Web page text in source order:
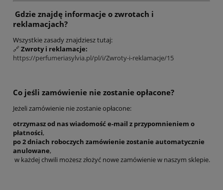
Gdzie znajdę informacje o zwrotach i
reklamacjach?
Wszystkie zasady znajdziesz tutaj:
🔗 Zwroty i reklamacje:
https://perfumeriasylvia.pl/pl/i/Zwroty-i-reklamacje/15
Co jeśli zamówienie nie zostanie opłacone?
Jeżeli zamówienie nie zostanie opłacone:
otrzymasz od nas wiadomość e-mail z przypomnieniem o
płatności,
po 2 dniach roboczych zamówienie zostanie automatycznie
anulowane,
w każdej chwili możesz złożyć nowe zamówienie w naszym sklepie.